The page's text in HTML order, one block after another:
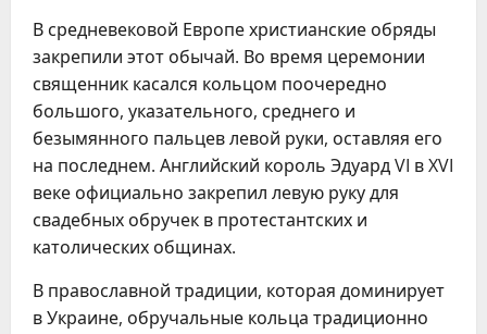
В средневековой Европе христианские обряды
закрепили этот обычай. Во время церемонии
священник касался кольцом поочередно
большого, указательного, среднего и
безымянного пальцев левой руки, оставляя его
на последнем. Английский король Эдуард VI в XVI
веке официально закрепил левую руку для
свадебных обручек в протестантских и
католических общинах.
В православной традиции, которая доминирует
в Украине, обручальные кольца традиционно